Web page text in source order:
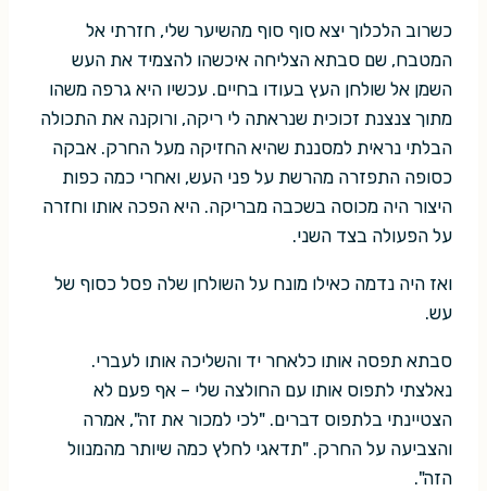
כשרוב הלכלוך יצא סוף סוף מהשיער שלי, חזרתי אל
המטבח, שם סבתא הצליחה איכשהו להצמיד את העש
השמן אל שולחן העץ בעודו בחיים. עכשיו היא גרפה משהו
מתוך צנצנת זכוכית שנראתה לי ריקה, ורוקנה את התכולה
הבלתי נראית למסננת שהיא החזיקה מעל החרק. אבקה
כסופה התפזרה מהרשת על פני העש, ואחרי כמה כפות
היצור היה מכוסה בשכבה מבריקה. היא הפכה אותו וחזרה
על הפעולה בצד השני.
ואז היה נדמה כאילו מונח על השולחן שלה פסל כסוף של
עש.
סבתא תפסה אותו כלאחר יד והשליכה אותו לעברי.
נאלצתי לתפוס אותו עם החולצה שלי – אף פעם לא
הצטיינתי בלתפוס דברים. "לכי למכור את זה", אמרה
והצביעה על החרק. "תדאגי לחלץ כמה שיותר מהמנוול
הזה".